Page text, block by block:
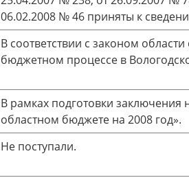
06.02.2008 № 46 приняты к
В соответствии с законом
бюджетном процессе в
В рамках подготовки заключения
областном бюджете на 2008 год».
Не поступали.